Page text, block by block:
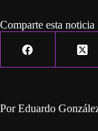
Comparte esta noticia
Por Eduardo